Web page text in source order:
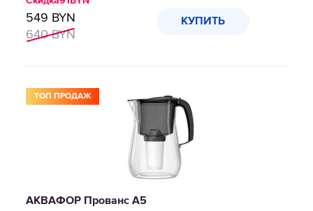
549 BYN
640 BYN
КУПИТЬ
ТОП ПРОДАЖ
АКВАФОР Прованс А5